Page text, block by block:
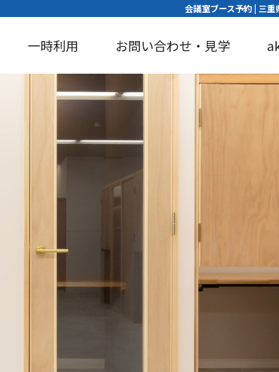
会議室ブース予約 | 三
一時利用 お問い合わせ・見学